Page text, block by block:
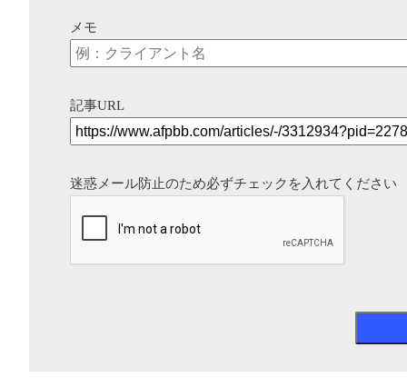
メモ
記事URL
迷惑メール防止のため必ずチェックを入れてください